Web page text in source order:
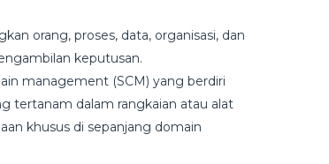
orang, proses, data, organisasi, dan
keputusan.
management (SCM) yang berdiri
tertanam dalam rangkaian atau alat
khusus di sepanjang domain